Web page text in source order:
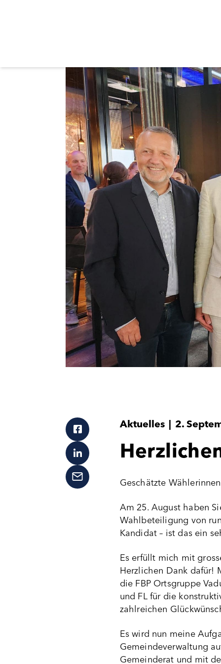
Aktuelles 2.
Geschätzte
Am 25. August haben
Wahlbeteiligung von
Kandidat – ist das ein
Es erfüllt mich mit
Herzlichen Dank dafür!
die FBP Ortsgruppe
und FL für die
zahlreichen
Es wird nun meine
Gemeindeverwaltung
Gemeinderat und mit